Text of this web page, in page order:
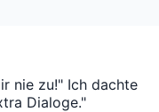
nie zu!" Ich dachte
Dialoge."